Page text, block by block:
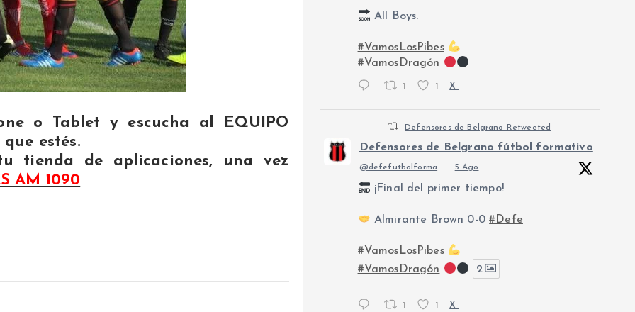
o Tablet y escucha al EQUIPO
estés.
tienda de aplicaciones, una vez
AM 1090
All Boys.
#VamosLosPibes
#VamosDragón
1 1 X
Defensores de Belgrano Retweeted
Defensores de Belgrano fútbol formativo
@defefutbolforma · 5 Ago
¡Final del primer tiempo!
Almirante Brown 0-0#Defe
#VamosLosPibes
#VamosDragón
2
1 1 X